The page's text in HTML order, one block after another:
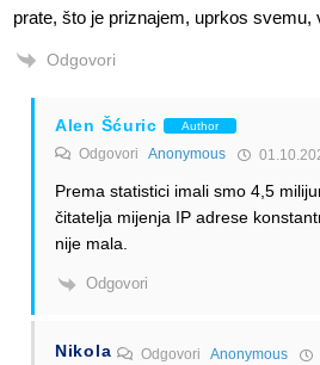
prate, što je priznajem, uprkos svemu,
Odgovori
Alen Šćuric Author
Odgovori Anonymous
Prema statistici imali smo 4,5
čitatelja mijenja IP adrese
nije mala.
Odgovori
Nikola OdgovoriAnonymous